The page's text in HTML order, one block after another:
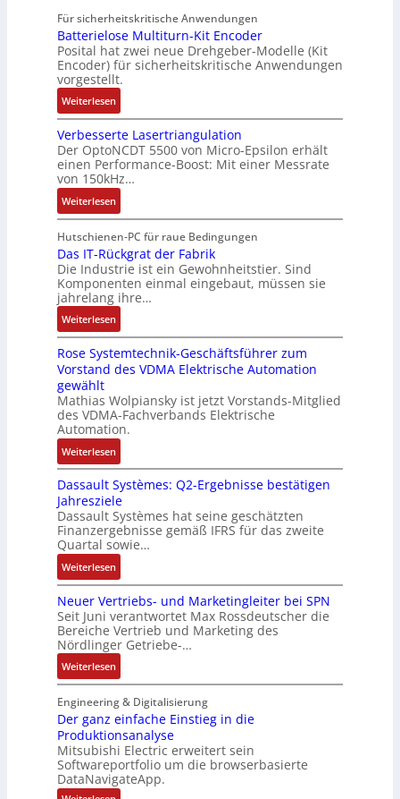
L
3
f
ü
r
s
i
c
h
e
r
e
E
n
t
w
i
c
k
l
u
n
g
o
b
o
t
k
,
3
M
i
l
l
i
o
n
e
n
A
r
b
e
i
t
s
k
r
ä
f
t
e
u
t
o
m
a
t
i
o
n
e
x
p
a
n
d
i
e
r
t
f
t
a
g
s
e
i
n
g
a
n
g
i
m
M
a
s
c
h
i
n
e
n
-
n
l
a
g
e
n
b
a
u
:
P
o
s
i
t
i
v
Für sicherheitskritische Anwendungen
Batterielose Multiturn-Kit Encoder
Posital hat zwei neue Drehgeber-Modelle (Kit
Encoder) für sicherheitskritische Anwendungen
vorgestellt.
Weiterlesen:
B
a
t
t
e
r
i
e
l
o
s
e
M
u
l
t
t
u
r
n
-
K
i
t
E
n
c
d
e
r
Verbesserte Lasertriangulation
Der OptoNCDT 5500 von Micro-Epsilon erhält
einen Performance-Boost: Mit einer Messrate
von 150kHz…
Weiterlesen:
V
e
r
b
e
s
s
e
r
t
L
a
s
e
r
t
r
i
a
n
g
u
a
t
o
Hutschienen-PC für raue Bedingungen
Das IT-Rückgrat der Fabrik
Die Industrie ist ein Gewohnheitstier. Sind
Komponenten einmal eingebaut, müssen sie
jahrelang ihre…
Weiterlesen:
D
a
s
T
-
R
ü
c
k
g
r
a
t
d
e
r
F
a
b
r
k
Rose Systemtechnik-Geschäftsführer zum
Vorstand des VDMA Elektrische Automation
gewählt
Mathias Wolpiansky ist jetzt Vorstands-Mitglied
des VDMA-Fachverbands Elektrische
Automation.
Weiterlesen:
R
o
s
e
S
y
s
t
e
m
t
e
c
h
n
i
k
-
G
e
Dassault Systèmes: Q2-Ergebnisse bestätigen
Jahresziele
Dassault Systèmes hat seine geschätzten
Finanzergebnisse gemäß IFRS für das zweite
Quartal sowie…
Weiterlesen:
D
a
s
s
a
u
l
t
S
y
s
t
è
Neuer Vertriebs- und Marketingleiter bei SPN
Seit Juni verantwortet Max Rossdeutscher die
Bereiche Vertrieb und Marketing des
Nördlinger Getriebe-…
Weiterlesen:
N
e
u
e
r
V
e
Engineering & Digitalisierung
Der ganz einfache Einstieg in die
Produktionsanalyse
Mitsubishi Electric erweitert sein
Softwareportfolio um die browserbasierte
DataNavigateApp.